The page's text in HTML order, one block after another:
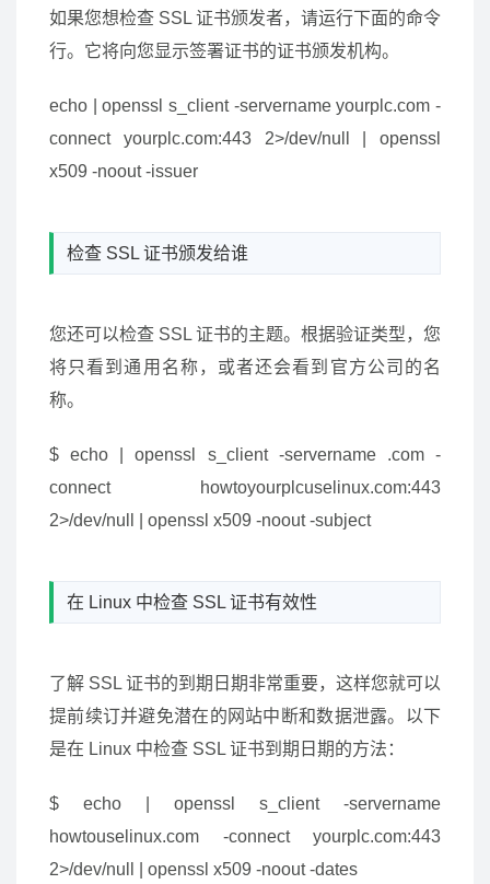
如果您想检查 SSL 证书颁发者，请运行下面的命令
行。它将向您显示签署证书的证书颁发机构。
echo | openssl s_client -servername yourplc.com -
connect yourplc.com:443 2>/dev/null | openssl
x509 -noout -issuer
检查 SSL 证书颁发给谁
您还可以检查 SSL 证书的主题。根据验证类型，您
将只看到通用名称，或者还会看到官方公司的名
称。
$ echo | openssl s_client -servername .com -
connect howtoyourplcuselinux.com:443
2>/dev/null | openssl x509 -noout -subject
在 Linux 中检查 SSL 证书有效性
了解 SSL 证书的到期日期非常重要，这样您就可以
提前续订并避免潜在的网站中断和数据泄露。以下
是在 Linux 中检查 SSL 证书到期日期的方法：
$ echo | openssl s_client -servername
howtouselinux.com -connect yourplc.com:443
2>/dev/null | openssl x509 -noout -dates